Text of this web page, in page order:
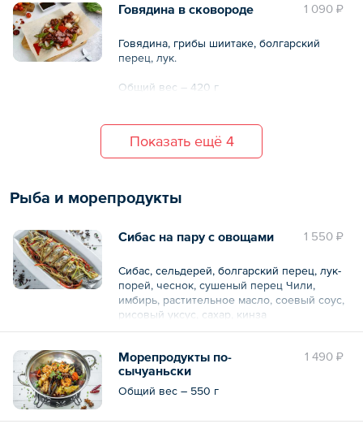
1 090 ₽
Говядина в сковороде
Говядина, грибы шиитаке, болгарский
перец, лук.
Общий вес – 420 г
Показать ещё 4
Рыба и морепродукты
1 550 ₽
Сибас на пару с овощами
Сибас, сельдерей, болгарский перец, лук-
порей, чеснок, сушеный перец Чили,
имбирь, растительное масло, соевый соус,
рисовый уксус, сахар, кинза
Общий вес – 0.6 кг 1 490 ₽
Морепродукты по-
сычуаньски
Общий вес – 550 г